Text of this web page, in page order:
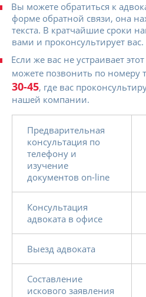
Вы можете обратиться к
форме обратной связи, она
текста. В кратчайшие сроки
вами и проконсультирует вас.
Если же вас не устраивает
можете позвонить по номеру
30-45, где вас
нашей компании.
Предварительная
консультация по
телефону и
изучение
документов on-line
Консультация
адвоката в офисе
Выезд адвоката
Составление
искового заявления